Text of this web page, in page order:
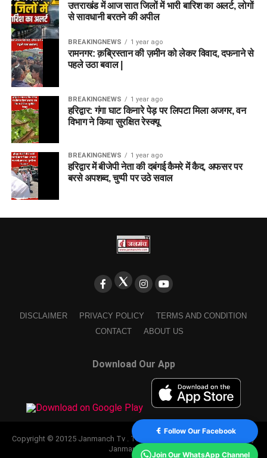
उत्तराखंड में आज सात जिलों में भारी बारिश का अलर्ट, लोगों
से सावधानी बरतने की अपील
BREAKINGNEWS 1 year ago
रामनगर: क़ब्रिस्तान की ज़मीन को लेकर विवाद, दफनाने से
पहले उठा बवाल |
BREAKINGNEWS 1 year ago
हरिद्वार: गंगा घाट किनारे पेड़ पर लिपटा मिला अजगर, वन
विभाग ने किया सुरक्षित रेस्क्यू
BREAKINGNEWS 1 year ago
हरिद्वार में बीजेपी नेता की दबंगई कैमरे में कैद, अफसर पर
बरसे अपशब्द, चुप्पी पर उठे सवाल
DISCLAIMER PRIVACY POLICY
TERMS AND CONDITION
CONTACT
ABOUT US
Download Our App
Copyright © 20125 Janmanch Tv . Theme by SSDIGIMARK. powered by
Janmanch TV.
Follow Our Facebook
Join Our WhatsApp Channel